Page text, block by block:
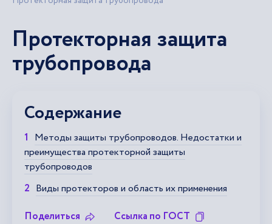
Протекторная защита
трубопровода
Содержание
Методы защиты трубопроводов. Недостатки и
преимущества протекторной защиты
трубопроводов
Виды протекторов и область их применения
Поделиться
Ссылка по ГОСТ